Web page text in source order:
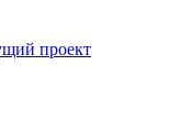
проект